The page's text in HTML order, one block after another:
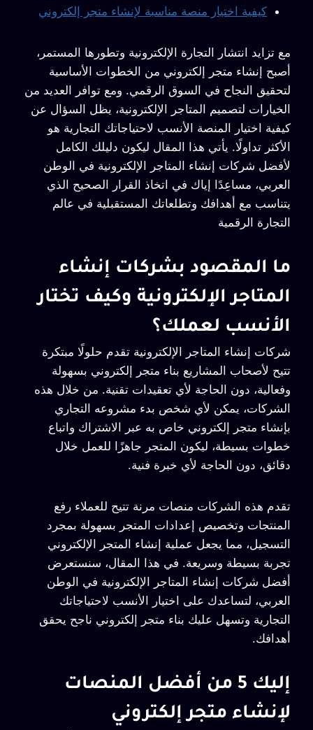
كيفية اختيار منصة مناسبة لإنشاء متجر إلكتروني
مع تزايد انتشار التجارة الإلكترونية وتطورها المستمر،
أصبح إنشاء متجر إلكتروني من الخطوات الأساسية
لتحقيق النجاح في السوق الرقمي. ومع توافر العديد من
الخيارات لتصميم المتاجر الإلكترونية، يظل السؤال عن
كيفية اختيار المنصة الأنسب لاحتياجاتك التجارية هو
الأكثر تداولًا. يأتي هذا المقال ليكون دليلك الكامل
لأفضل شركات إنشاء المتاجر الإلكترونية في الوطن
العربي، مساعِدًا إياك في اتخاذ القرار الصحيح الذي
يتناسب مع أهدافك وتطلعاتك المستقبلية في عالم
التجارة الرقمية
ما المقصود بشركات إنشاء
المتاجر الإلكترونية وكيف تختار
الأنسب لعملك؟
شركات إنشاء المتاجر الإلكترونية تقدم حلولًا مبتكرة
تتيح لأصحاب المشاريع بناء متجر إلكتروني بسهولة
وفعالية، دون الحاجة لأي تعقيدات تقنية. من خلال هذه
الشركات، يمكن لأي شخص بدء مشروعه التجاري
بإنشاء متجر إلكتروني خاص به عبر الاشتراك واتباع
خطوات بسيطة، ليكون المتجر جاهزًا للعمل خلال
دقائق، دون الحاجة لأي خبرة فنية.
تقدم هذه الشركات منصات مرنة تتيح للعملاء رفع
المنتجات وتخصيص إعدادات المتجر بسهولة بمجرد
التسجيل، مما يجعل عملية إنشاء المتجر الإلكتروني
تجربة بسيطة وسريعة. في هذا المقال، سنستعرض
أفضل شركات إنشاء المتاجر الإلكترونية في الوطن
العربي، لتساعدك على اختيار الأنسب لاحتياجاتك
التجارية وتسهل عليك بناء متجر إلكتروني ناجح يحقق
أهدافك.
إليك 5 من أفضل المنصات
لإنشاء متجر إلكتروني